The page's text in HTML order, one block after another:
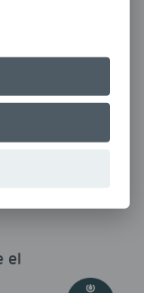
de AVIA
incluido
el